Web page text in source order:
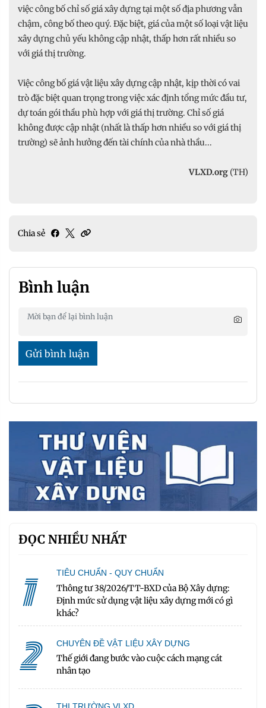
việc công bố chỉ số giá xây dựng tại một số địa phương vẫn
chậm, công bố theo quý. Đặc biệt, giá của một số loại vật liệu
xây dựng chủ yếu không cập nhật, thấp hơn rất nhiều so
với giá thị trường.
Việc công bố giá vật liệu xây dựng cập nhật, kịp thời có vai
trò đặc biệt quan trọng trong việc xác định tổng mức đầu tư,
dự toán gói thầu phù hợp với giá thị trường. Chỉ số giá
không được cập nhật (nhất là thấp hơn nhiều so với giá thị
trường) sẽ ảnh hưởng đến tài chính của nhà thầu...
VLXD.org (TH)
Chia sẻ
Bình luận
Gửi bình luận
ĐỌC NHIỀU NHẤT
1 TIÊU CHUẨN - QUY CHUẨN
Thông tư 38/2026/TT-BXD của Bộ Xây dựng:
Định mức sử dụng vật liệu xây dựng mới có gì
khác?
2 CHUYÊN ĐỀ VẬT LIỆU XÂY DỰNG
Thế giới đang bước vào cuộc cách mạng cát
nhân tạo
THỊ TRƯỜNG VLXD